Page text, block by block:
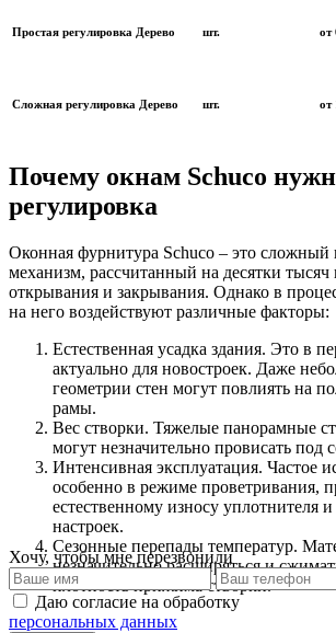
Простая регулировка Дерево шт. от
Сложная регулировка Дерево шт. от
Почему окнам Schuco
регулировка
Оконная фурнитура Schuco – это
механизм, рассчитанный на десятки тысяч
открывания и закрывания. Однако в
на него воздействуют различные факторы:
Естественная усадка здания. Это в
актуально для новостроек. Даже
геометрии стен могут повлиять на
рамы.
Вес створки. Тяжелые панорамные
могут незначительно провисать под
Интенсивная эксплуатация. Частое
особенно в режиме проветривания,
естественному износу уплотнителя
настроек.
Сезонные перепады температур.
незначительно расширяться и
плотность прижима створки.
Хочу, чтобы мне перезвонили
Даю согласие на обработку
персональных данных